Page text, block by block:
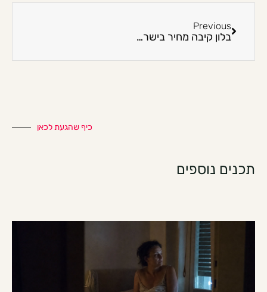
Previous
בלון קיבה מחיר בישראל: מה חשוב לדעת לפני החלטה רפואית
כיף שהגעת לכאן
תכנים נוספים